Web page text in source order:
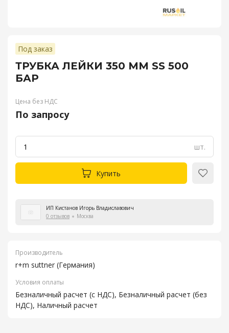
Под заказ
ТРУБКА ЛЕЙКИ 350 ММ SS 500
БАР
Цена без НДС
По запросу
шт.
Купить
ИП Кистанов Игорь Владиславович
0 отзывов
Москва
Производитель
r+m suttner (Германия)
Условия оплаты
Безналичный расчет (с НДС), Безналичный расчет (без
НДС), Наличный расчет